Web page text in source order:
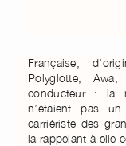
Française,
Polyglotte,
conducteur : la
n’étaient pas
carriériste des
la rappelant à elle